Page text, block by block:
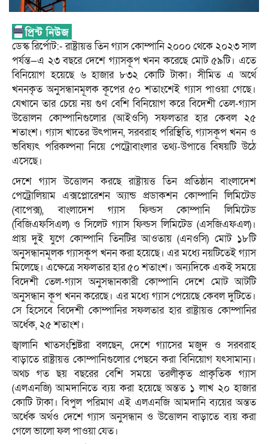
ডেস্ক রির্পোট:- রাষ্ট্রায়ত্ত তিন গ্যাস কোম্পানি ২০০০ থেকে ২০২৩ সাল
পর্যন্ত—এ ২৩ বছরে দেশে গ্যাসকূপ খনন করেছে মোট ৫৯টি। এতে
বিনিয়োগ হয়েছে ৬ হাজার ৮৩২ কোটি টাকা। সীমিত এ অর্থে
খননকৃত অনুসন্ধানমূলক কূপের ৫০ শতাংশেই গ্যাস পাওয়া গেছে।
যেখানে তার চেয়ে নয় গুণ বেশি বিনিয়োগ করে বিদেশী তেল-গ্যাস
উত্তোলন কোম্পানিগুলোর (আইওসি) সফলতার হার কেবল ২৫
শতাংশ। গ্যাস খাতের উৎপাদন, সরবরাহ পরিস্থিতি, গ্যাসকূপ খনন ও
ভবিষ্যৎ পরিকল্পনা নিয়ে পেট্রোবাংলার তথ্য-উপাত্তে বিষয়টি উঠে
এসেছে।
দেশে গ্যাস উত্তোলন করছে রাষ্ট্রায়ত্ত তিন প্রতিষ্ঠান বাংলাদেশ
পেট্রোলিয়াম এক্সপ্লোরেশন অ্যান্ড প্রডাকশন কোম্পানি লিমিটেড
(বাপেক্স), বাংলাদেশ গ্যাস ফিল্ডস কোম্পানি লিমিটেড
(বিজিএফসিএল) ও সিলেট গ্যাস ফিল্ডস লিমিটেড (এসজিএফএল)।
প্রায় দুই যুগে কোম্পানি তিনটির আওতায় (এনওসি) মোট ১৮টি
অনুসন্ধানমূলক গ্যাসকূপ খনন করা হয়েছে। এর মধ্যে নয়টিতেই গ্যাস
মিলেছে। এক্ষেত্রে সফলতার হার ৫০ শতাংশ। অন্যদিকে একই সময়ে
বিদেশী তেল-গ্যাস অনুসন্ধানকারী কোম্পানি দেশে মোট আটটি
অনুসন্ধান কূপ খনন করেছে। এর মধ্যে গ্যাস পেয়েছে কেবল দুটিতে।
সে হিসেবে বিদেশী কোম্পানির সফলতার হার রাষ্ট্রায়ত্ত কোম্পানির
অর্ধেক, ২৫ শতাংশ।
জ্বালানি খাতসংশ্লিষ্টরা বলছেন, দেশে গ্যাসের মজুদ ও সরবরাহ
বাড়াতে রাষ্ট্রায়ত্ত কোম্পানিগুলোর পেছনে করা বিনিয়োগ যৎসামান্য।
অথচ গত ছয় বছরের বেশি সময়ে তরলীকৃত প্রাকৃতিক গ্যাস
(এলএনজি) আমদানিতে ব্যয় করা হয়েছে অন্তত ১ লাখ ২০ হাজার
কোটি টাকা। বিপুল পরিমাণ এই এলএনজি আমদানি ব্যয়ের অন্তত
অর্ধেক অর্থও দেশে গ্যাস অনুসন্ধান ও উত্তোলন বাড়াতে ব্যয় করা
গেলে ভালো ফল পাওয়া যেত।